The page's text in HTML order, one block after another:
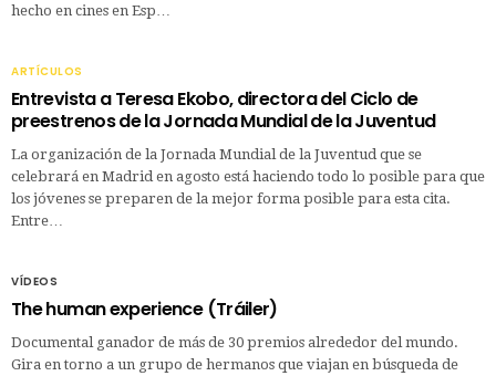
hecho en cines en Esp…
ARTÍCULOS
Entrevista a Teresa Ekobo, directora del Ciclo de
preestrenos de la Jornada Mundial de la Juventud
La organización de la Jornada Mundial de la Juventud que se
celebrará en Madrid en agosto está haciendo todo lo posible para que
los jóvenes se preparen de la mejor forma posible para esta cita.
Entre…
VÍDEOS
The human experience (Tráiler)
Documental ganador de más de 30 premios alrededor del mundo.
Gira en torno a un grupo de hermanos que viajan en búsqueda de